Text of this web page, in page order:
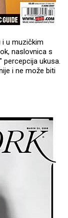
i u muzičkim
naslovnica s
percepcija ukusa.
i ne može biti